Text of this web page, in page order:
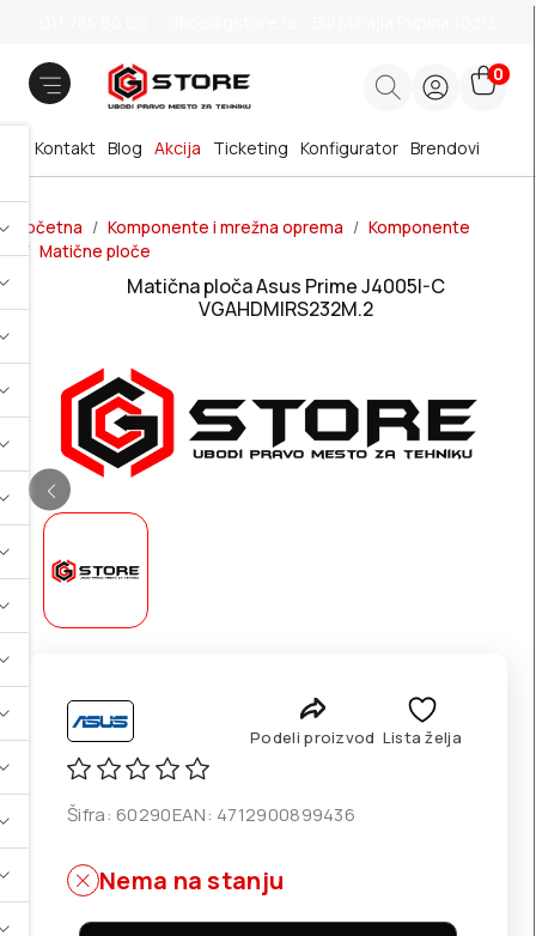
0
Brendovi
Blog Akcija
Kontakt Ticketing Konfigurator
Početna Komponente i mrežna oprema
Komponente
Matične ploče
Matična ploča Asus Prime J4005I-C
VGAHDMIRS232M.2
Podeli proizvod Lista želja
Šifra: 60290EAN: 4712900899436
Nema na stanju